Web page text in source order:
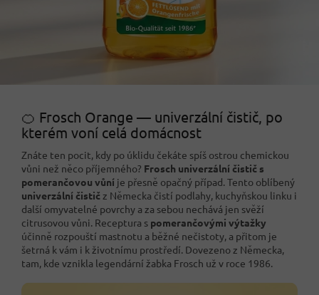
🍊 Frosch Orange — univerzální čistič, po
kterém voní celá domácnost
Znáte ten pocit, kdy po úklidu čekáte spíš ostrou chemickou
vůni než něco příjemného? Frosch univerzální čistič s
pomerančovou vůní je přesně opačný případ. Tento oblíbený
univerzální čistič z Německa čistí podlahy, kuchyňskou linku i
další omyvatelné povrchy a za sebou nechává jen svěží
citrusovou vůni. Receptura s pomerančovými výtažky
účinně rozpouští mastnotu a běžné nečistoty, a přitom je
šetrná k vám i k životnímu prostředí. Dovezeno z Německa,
tam, kde vznikla legendární žabka Frosch už v roce 1986.